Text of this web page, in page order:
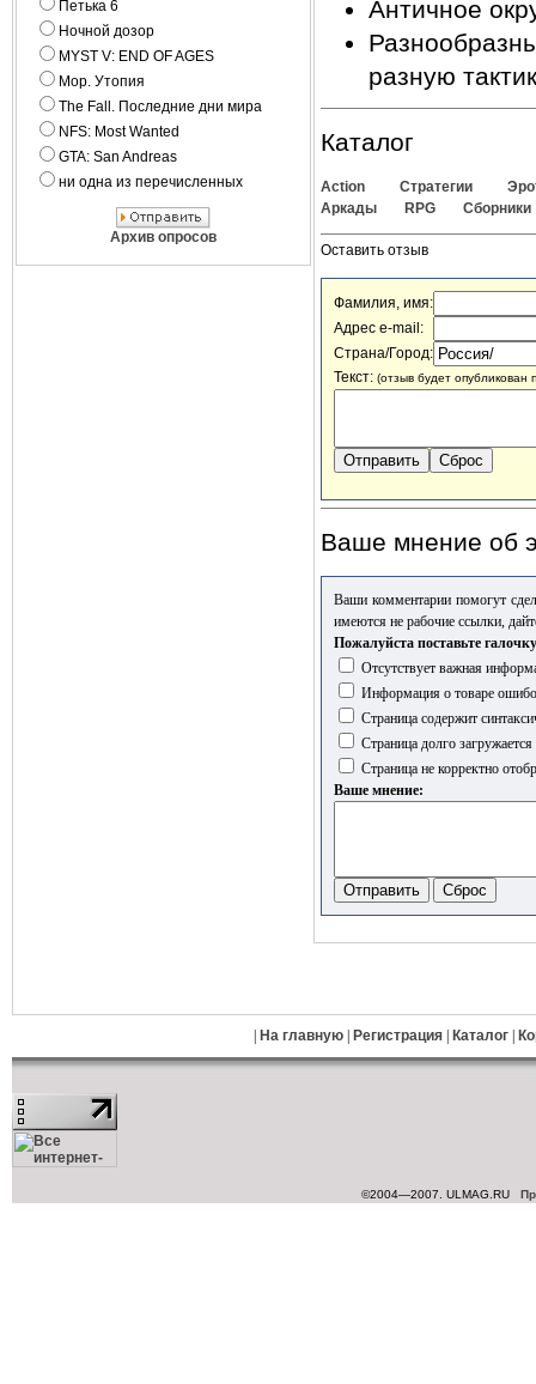
Петька 6
Ночной дозор
MYST V: END OF AGES
Мор. Утопия
The Fall. Последние дни мира
NFS: Most Wanted
GTA: San Andreas
ни одна из перечисленных
Архив опросов
Античное
разную
Каталог
Action Стратегии
Аркады
RPG Сборники
Оставить отзыв
Фамилия, имя:
Адрес e-mail:
Страна/Город:
Текст: (отзыв будет опубликован
Ваше мнение об
Ваши комментарии помогут
имеются не рабочие ссылки,
Пожалуйста поставьте
Отсутствует важная
Информация о товаре
Страница содержит
Страница долго загружается
Страница не корректно
Ваше мнение:
На главную| Регистрация| Каталог|
©2004—2007. ULMAG.RU